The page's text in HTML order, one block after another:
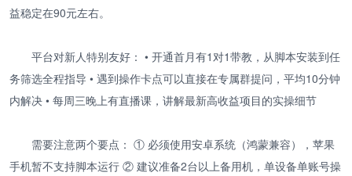
益稳定在90元左右。
平台对新人特别友好： • 开通首月有1对1带教，从脚本安装到任
务筛选全程指导 • 遇到操作卡点可以直接在专属群提问，平均10分钟
内解决 • 每周三晚上有直播课，讲解最新高收益项目的实操细节
需要注意两个要点： ① 必须使用安卓系统（鸿蒙兼容），苹果
手机暂不支持脚本运行 ② 建议准备2台以上备用机，单设备单账号操